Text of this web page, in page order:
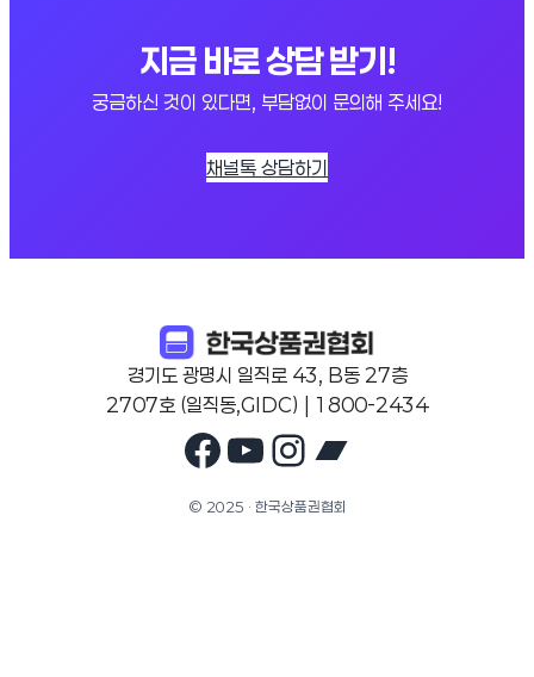
지금 바로 상담 받기!
궁금하신 것이 있다면, 부담없이 문의해 주세요!
채널톡 상담하기
경기도 광명시 일직로 43, B동 27층
2707호 (일직동,GIDC) | 1800-2434
Facebook
YouTube
Instagram
© 2025 · 한국상품권협회